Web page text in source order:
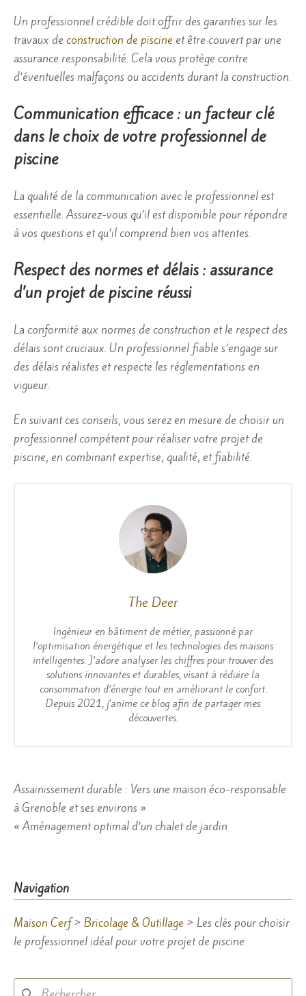
Un professionnel crédible doit offrir des garanties sur les
travaux de construction de piscine et être couvert par une
assurance responsabilité. Cela vous protège contre
d’éventuelles malfaçons ou accidents durant la construction.
Communication efficace : un facteur clé
dans le choix de votre professionnel de
piscine
La qualité de la communication avec le professionnel est
essentielle. Assurez-vous qu’il est disponible pour répondre
à vos questions et qu’il comprend bien vos attentes.
Respect des normes et délais : assurance
d’un projet de piscine réussi
La conformité aux normes de construction et le respect des
délais sont cruciaux. Un professionnel fiable s’engage sur
des délais réalistes et respecte les réglementations en
vigueur.
En suivant ces conseils, vous serez en mesure de choisir un
professionnel compétent pour réaliser votre projet de
piscine, en combinant expertise, qualité, et fiabilité.
The Deer
Ingénieur en bâtiment de métier, passionné par
l’optimisation énergétique et les technologies des maisons
intelligentes. J’adore analyser les chiffres pour trouver des
solutions innovantes et durables, visant à réduire la
consommation d’énergie tout en améliorant le confort.
Depuis 2021, j’anime ce blog afin de partager mes
découvertes.
Navigation
de
l’article
Assainissement durable : Vers une maison éco-responsable
à Grenoble et ses environs »
« Aménagement optimal d’un chalet de jardin
Navigation
Maison Cerf> Bricolage & Outillage > Les clés pour choisir
le professionnel idéal pour votre projet de piscine
Rechercher :